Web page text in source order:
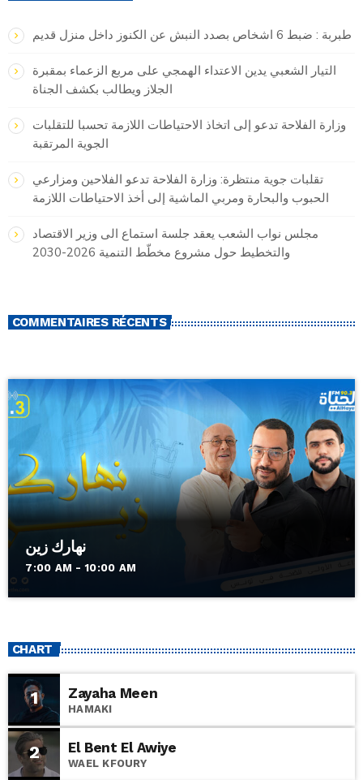
طبربة : ضبط 6 اشخاص بصدد النبش عن الكنوز داخل منزل قديم
التيار الشعبي يدين الاعتداء الهمجي على مربع الزعماء بمقبرة
الجلاز ويطالب بكشف الجناة
وزارة الفلاحة تدعو إلى اتخاذ الاحتياطات اللازمة تحسبا للتقلبات
الجوية المرتقبة
تقلبات جوية منتظرة: وزارة الفلاحة تدعو الفلاحين ومزارعي
الحبوب والبحارة ومربي الماشية إلى أخذ الاحتياطات اللازمة
مجلس نواب الشعب يعقد جلسة استماع الى وزير الاقتصاد
والتخطيط حول مشروع مخطّط التنمية 2026-2030
COMMENTAIRES RÉCENTS
نهارك زين
7:00 AM - 10:00 AM
CHART
1 Zayaha Meen
HAMAKI
2 El Bent El Awiye
WAEL KFOURY